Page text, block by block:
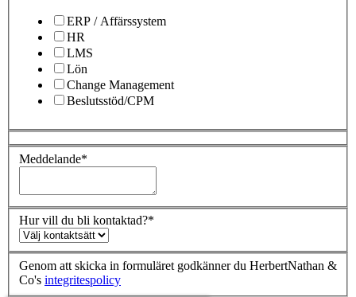
ERP / Affärssystem
HR
LMS
Lön
Change Management
Beslutsstöd/CPM
Meddelande*
Hur vill du bli kontaktad?*
Genom att skicka in formuläret godkänner du HerbertNathan &
Co's integritespolicy